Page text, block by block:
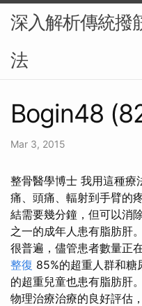
深入解析傳統撥
法
Bogin48
Mar 3, 2015
整骨醫學博士 我用這種療
痛、頭痛、輻射到手臂的
結需要幾分鐘，但可以消
之一的成年人患有脂肪肝
很普遍，儘管患者數量正
整復 85%的超重人群和糖
的超重兒童也患有脂肪肝
物理治療治療的良好評估